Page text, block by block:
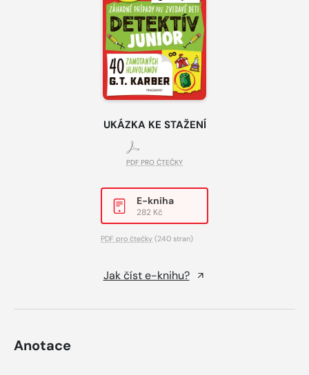
UKÁZKA KE STAŽENÍ
PDF PRO ČTEČKY
E-kniha
282 Kč
PDF pro čtečky (240 stran)
Jak číst e-knihu?
Anotace